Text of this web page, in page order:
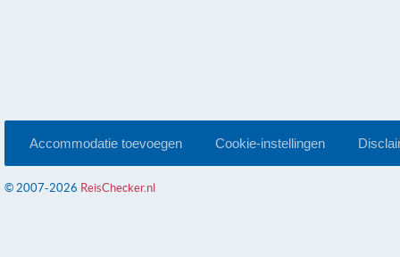
Accommodatie toevoegen Cookie-instellingen
© 2007-2026 ReisChecker.nl